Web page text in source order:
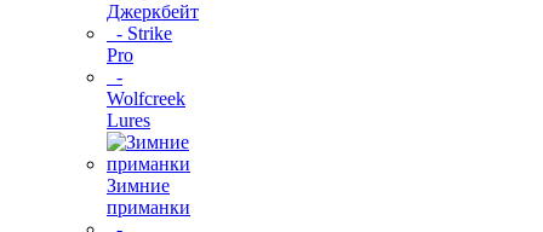
Джеркбейт
- Strike
Pro
-
Wolfcreek
Lures
Зимние
приманки